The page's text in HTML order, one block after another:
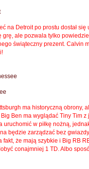
na Detroit po prostu dostał się
grę, ale pozwala tylko
świąteczny prezent. Calvin
ma historyczną obrony,
Ben ma wyglądać Tiny Tim z
uruchomić w piłkę nożną,
będzie zarządzać bez
że mają szybkie i Big RB
conajmniej 1 TD.Albo